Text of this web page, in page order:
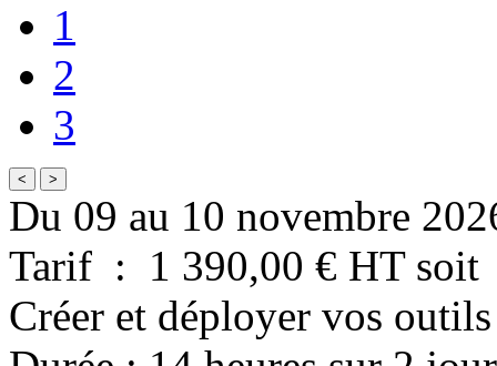
1
2
3
< >
Du 09 au 10 novembre
Tarif : 1 390,00 € HT soit
Créer et déployer vos